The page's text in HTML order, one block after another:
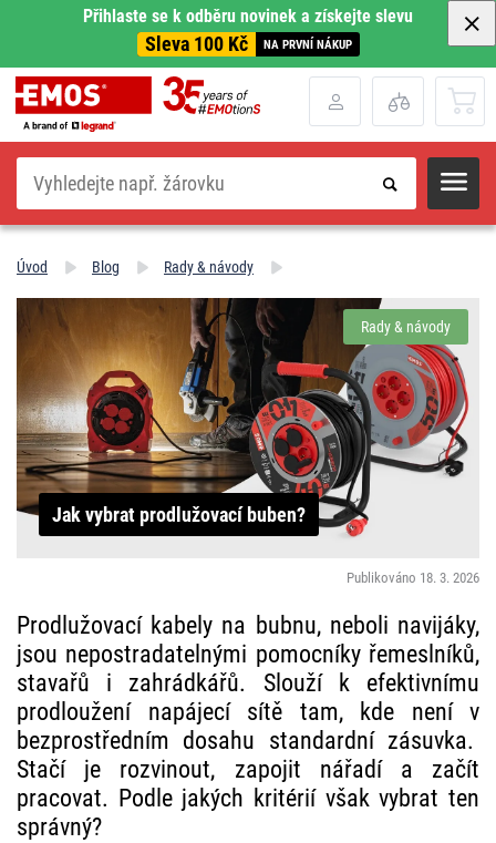
Přihlaste se k odběru novinek a získejte slevu
Sleva 100 Kč NA PRVNÍ NÁKUP
Hledat
Úvod Blog Rady & návody
Jak vybrat prodlužovací buben?
Rady & návody
Publikováno 18. 3. 2026
Prodlužovací kabely na bubnu, neboli navijáky,
jsou nepostradatelnými pomocníky řemeslníků,
stavařů i zahrádkářů. Slouží k efektivnímu
prodloužení napájecí sítě tam, kde není v
bezprostředním dosahu standardní zásuvka.
Stačí je rozvinout, zapojit nářadí a začít
pracovat. Podle jakých kritérií však vybrat ten
správný?